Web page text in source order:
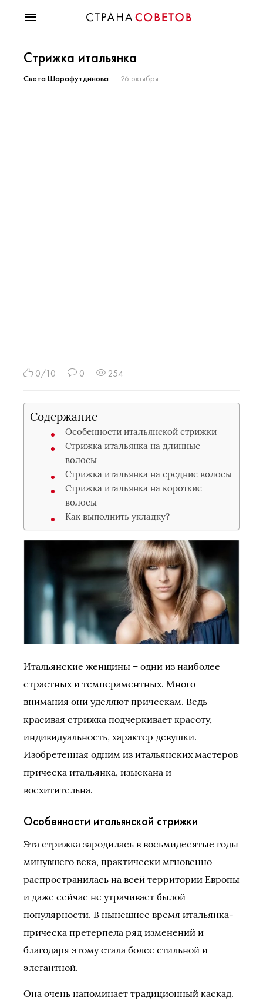
Мода
Звезды
Стрижка итальянка
Света Шарафутдинова 26 октября
0/10 0 254
Содержание
Особенности итальянской стрижки
Стрижка итальянка на длинные
волосы
Стрижка итальянка на средние волосы
Стрижка итальянка на короткие
волосы
Как выполнить укладку?
Итальянские женщины – одни из наиболее
страстных и темпераментных. Много
внимания они уделяют прическам. Ведь
красивая стрижка подчеркивает красоту,
индивидуальность, характер девушки.
Изобретенная одним из итальянских мастеров
прическа итальянка, изыскана и
восхитительна.
Особенности итальянской стрижки
Эта стрижка зародилась в восьмидесятые годы
минувшего века, практически мгновенно
распространилась на всей территории Европы
и даже сейчас не утрачивает былой
популярности. В нынешнее время итальянка-
прическа претерпела ряд изменений и
благодаря этому стала более стильной и
элегантной.
Она очень напоминает традиционный каскад.